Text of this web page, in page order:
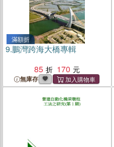
滿額折
9.鵬灣跨海大橋專輯
85
170
無庫存